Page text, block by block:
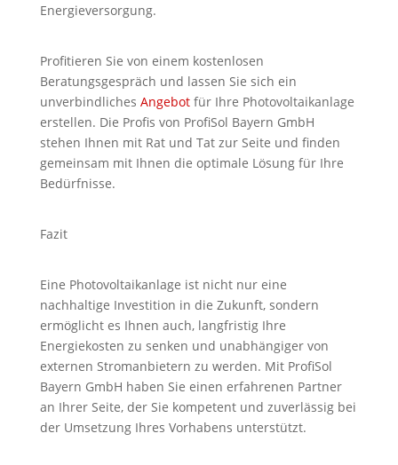
Energieversorgung.
Profitieren Sie von einem kostenlosen
Beratungsgespräch und lassen Sie sich ein
unverbindliches Angebotfür Ihre Photovoltaikanlage
erstellen. Die Profis von ProfiSol Bayern GmbH
stehen Ihnen mit Rat und Tat zur Seite und finden
gemeinsam mit Ihnen die optimale Lösung für Ihre
Bedürfnisse.
Fazit
Eine Photovoltaikanlage ist nicht nur eine
nachhaltige Investition in die Zukunft, sondern
ermöglicht es Ihnen auch, langfristig Ihre
Energiekosten zu senken und unabhängiger von
externen Stromanbietern zu werden. Mit ProfiSol
Bayern GmbH haben Sie einen erfahrenen Partner
an Ihrer Seite, der Sie kompetent und zuverlässig bei
der Umsetzung Ihres Vorhabens unterstützt.